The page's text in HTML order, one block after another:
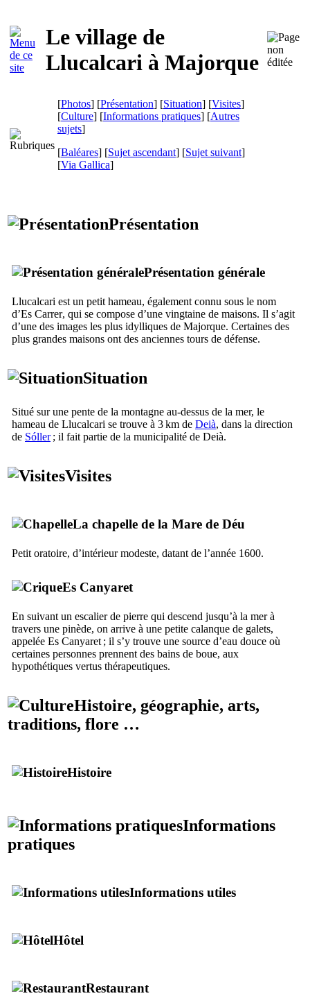
Le village de
Llucalcari à Majorque
[Photos] [Présentation] [Situation] [Visites]
[Culture] [Informations pratiques] [Autres
sujets]
[Baléares] [Sujet ascendant] [Sujet suivant]
[Via Gallica]
Présentation
Présentation générale
Llucalcari est un petit hameau, également connu sous le nom
d’Es Carrer, qui se compose d’une vingtaine de maisons. Il s’agit
d’une des images les plus idylliques de Majorque. Certaines des
plus grandes maisons ont des anciennes tours de défense.
Situation
Situé sur une pente de la montagne au-dessus de la mer, le
hameau de Llucalcari se trouve à 3 km de Deià, dans la direction
de Sóller; il fait partie de la municipalité de Deià.
Visites
La chapelle de la Mare de Déu
Petit oratoire, d’intérieur modeste, datant de l’année 1600.
Es Canyaret
En suivant un escalier de pierre qui descend jusqu’à la mer à
travers une pinède, on arrive à une petite calanque de galets,
appelée Es Canyaret ; il s’y trouve une source d’eau douce où
certaines personnes prennent des bains de boue, aux
hypothétiques vertus thérapeutiques.
Histoire, géographie, arts,
traditions, flore …
Histoire
Informations
pratiques
Informations utiles
Hôtel
Restaurant